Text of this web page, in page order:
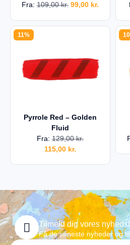
Fra: 109,00kr. 99,00 kr.
11%
Pyrrole Red – Golden
Fluid
Fra: 129,00kr.
115,00 kr.
Tilmeld dig vores
Få de seneste nyheder og